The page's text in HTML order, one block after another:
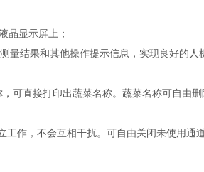
晶显示屏上；
量结果和其他操作提示信息，实现良好的人
可直接打印出蔬菜名称。蔬菜名称可自由删
作，不会互相干扰。可自由关闭未使用通道